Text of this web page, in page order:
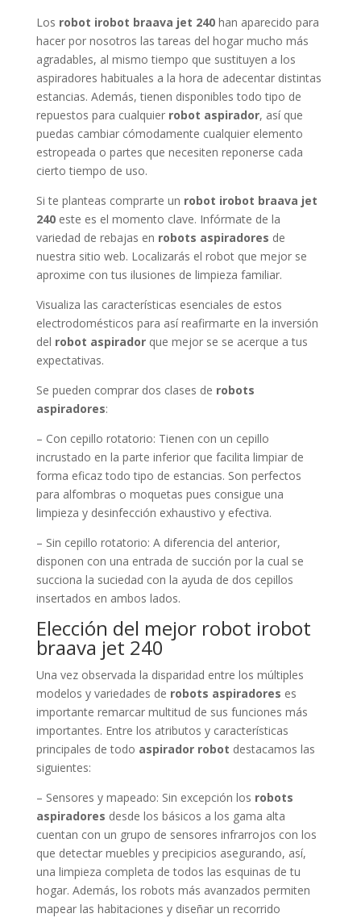
Los robot irobot braava jet 240han aparecido para
hacer por nosotros las tareas del hogar mucho más
agradables, al mismo tiempo que sustituyen a los
aspiradores habituales a la hora de adecentar distintas
estancias. Además, tienen disponibles todo tipo de
repuestos para cualquier robot aspirador, así que
puedas cambiar cómodamente cualquier elemento
estropeada o partes que necesiten reponerse cada
cierto tiempo de uso.
Si te planteas comprarte un robot irobot braava jet
240este es el momento clave. Infórmate de la
variedad de rebajas en robots aspiradores de
nuestra sitio web. Localizarás el robot que mejor se
aproxime con tus ilusiones de limpieza familiar.
Visualiza las características esenciales de estos
electrodomésticos para así reafirmarte en la inversión
del robot aspiradorque mejor se se acerque a tus
expectativas.
Se pueden comprar dos clases de robots
aspiradores:
– Con cepillo rotatorio: Tienen con un cepillo
incrustado en la parte inferior que facilita limpiar de
forma eficaz todo tipo de estancias. Son perfectos
para alfombras o moquetas pues consigue una
limpieza y desinfección exhaustivo y efectiva.
– Sin cepillo rotatorio: A diferencia del anterior,
disponen con una entrada de succión por la cual se
succiona la suciedad con la ayuda de dos cepillos
insertados en ambos lados.
Elección del mejor robot irobot
braava jet 240
Una vez observada la disparidad entre los múltiples
modelos y variedades de robots aspiradores es
importante remarcar multitud de sus funciones más
importantes. Entre los atributos y características
principales de todo aspirador robot destacamos las
siguientes:
– Sensores y mapeado: Sin excepción los robots
aspiradores desde los básicos a los gama alta
cuentan con un grupo de sensores infrarrojos con los
que detectar muebles y precipicios asegurando, así,
una limpieza completa de todos las esquinas de tu
hogar. Además, los robots más avanzados permiten
mapear las habitaciones y diseñar un recorrido